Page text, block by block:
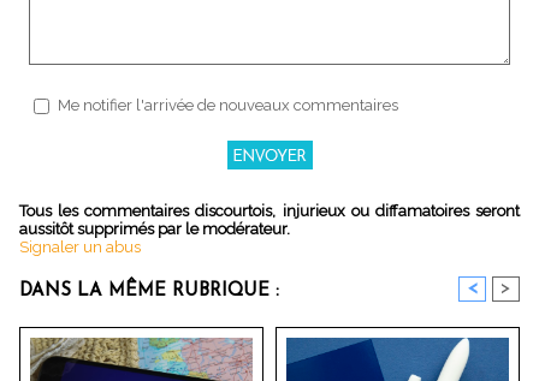
Me notifier l'arrivée de nouveaux commentaires
Tous les commentaires discourtois, injurieux ou diffamatoires seront
aussitôt supprimés par le modérateur.
Signaler un abus
DANS LA MÊME RUBRIQUE : < >